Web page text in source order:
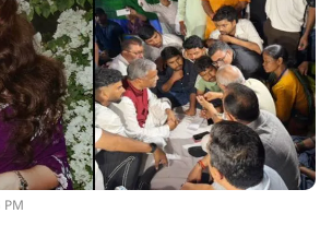
PM